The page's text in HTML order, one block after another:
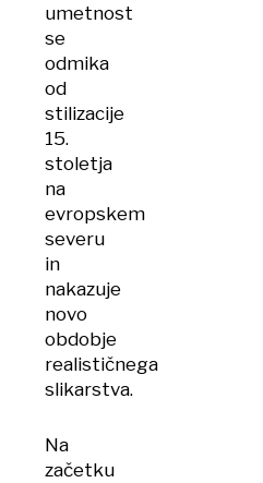
umetnost
se
odmika
od
stilizacije
15.
stoletja
na
evropskem
severu
in
nakazuje
novo
obdobje
realističnega
slikarstva.
Na
začetku